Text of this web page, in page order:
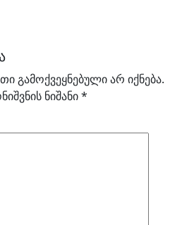
გამოქვეყნებული არ იქნება.
ნიშანი*